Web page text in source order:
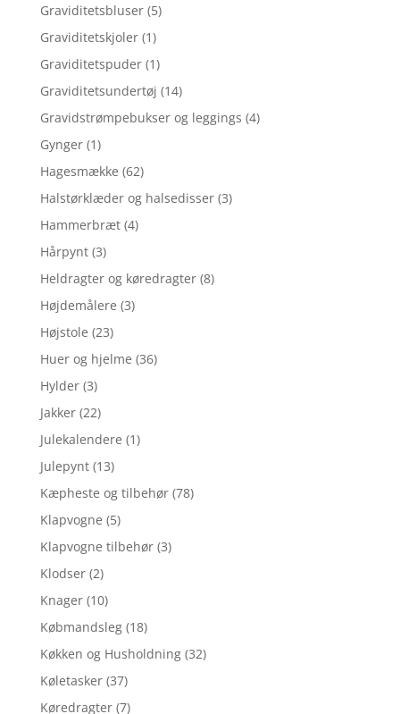
Graviditetsbluser (5)
Graviditetskjoler (1)
Graviditetspuder (1)
Graviditetsundertøj (14)
Gravidstrømpebukser og leggings (4)
Gynger (1)
Hagesmække (62)
Halstørklæder og halsedisser (3)
Hammerbræt (4)
Hårpynt (3)
Heldragter og køredragter (8)
Højdemålere (3)
Højstole (23)
Huer og hjelme (36)
Hylder (3)
Jakker (22)
Julekalendere (1)
Julepynt (13)
Kæpheste og tilbehør (78)
Klapvogne (5)
Klapvogne tilbehør (3)
Klodser (2)
Knager (10)
Købmandsleg (18)
Køkken og Husholdning (32)
Køletasker (37)
Køredragter (7)